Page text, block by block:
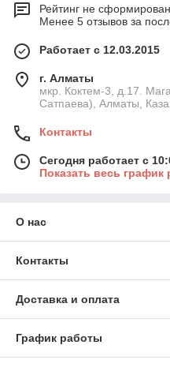
Рейтинг не сформирован
Менее 5 отзывов за
Работает с 12.03.2015
г. Алматы
мкр. Коктем-3, д.17.
Сатпаева), Алматы,
Контакты
Сегодня работает с
Показать весь график
О нас
Контакты
Доставка и оплата
График работы